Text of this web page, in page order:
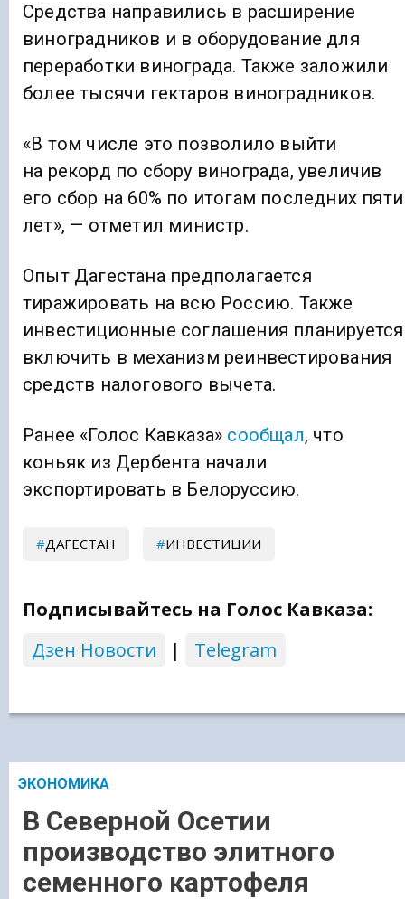
Средства направились в расширение
виноградников и в оборудование для
переработки винограда. Также заложили
более тысячи гектаров виноградников.
«В том числе это позволило выйти
на рекорд по сбору винограда, увеличив
его сбор на 60% по итогам последних пяти
лет», — отметил министр.
Опыт Дагестана предполагается
тиражировать на всю Россию. Также
инвестиционные соглашения планируется
включить в механизм реинвестирования
средств налогового вычета.
Ранее «Голос Кавказа» сообщал, что
коньяк из Дербента начали
экспортировать в Белоруссию.
ДАГЕСТАН ИНВЕСТИЦИИ
Подписывайтесь на Голос Кавказа:
Дзен Новости
| Telegram
ЭКОНОМИКА
В Северной Осетии
производство элитного
семенного картофеля